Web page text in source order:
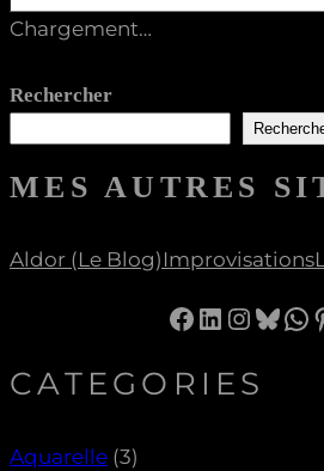
Chargement…
Rechercher
MES AUTRES
Aldor (le Blog) Improvisations
Facebook LinkedIn InstagramBluesky WhatsApp Pinterest
CATEGORIES
Aquarelle (3)